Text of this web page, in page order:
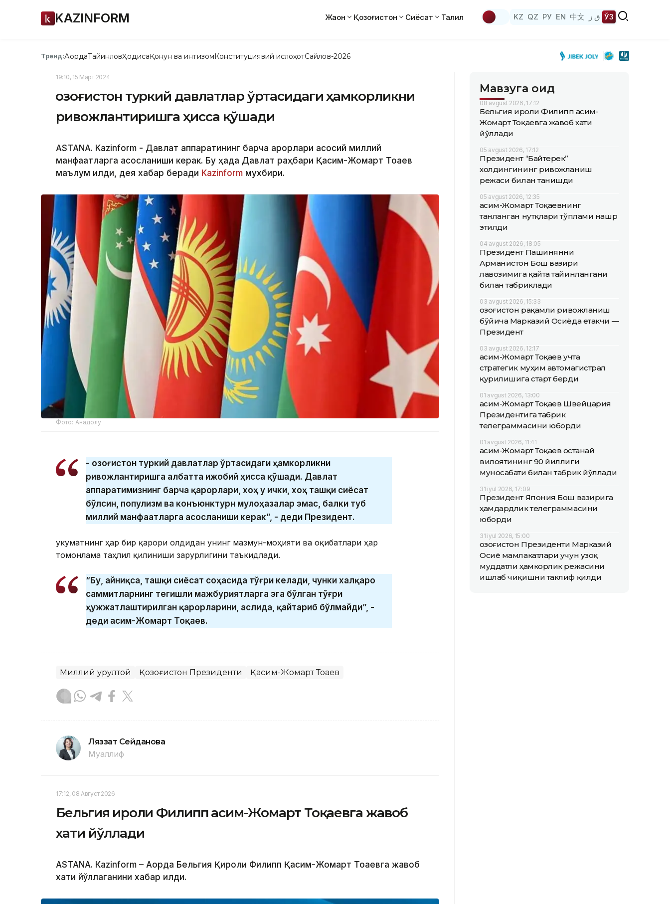
KAZINFORM Жаҳон Қозоғистон Сиёсат Таҳлил KZ QZ РУ EN 中文 ق ز ЎЗ
Тренд:АқордаТайинловҲодисаҚонун ва интизомКонституциявий ислоҳотСайлов-2026
19:10, 15 Март 2024
Қозоғистон туркий давлатлар ўртасидаги ҳамкорликни
ривожлантиришга ҳисса қўшади
ASTANA. Kazinform - Давлат аппаратининг барча қарорлари асосий миллий
манфаатларга асосланиши керак. Бу ҳақда Давлат раҳбари Қасим-Жомарт Тоқаев
маълум қилди, дея хабар беради Kazinform мухбири.
Фото: Анадолу
- Қозоғистон туркий давлатлар ўртасидаги ҳамкорликни
ривожлантиришга албатта ижобий ҳисса қўшади. Давлат
аппаратимизнинг барча қарорлари, хоҳ у ички, хоҳ ташқи сиёсат
бўлсин, популизм ва конъюнктурн мулоҳазалар эмас, балки туб
миллий манфаатларга асосланиши керак”, - деди Президент.
Ҳукуматнинг ҳар бир қарори олдидан унинг мазмун-моҳияти ва оқибатлари ҳар
томонлама таҳлил қилиниши зарурлигини таъкидлади.
“Бу, айниқса, ташқи сиёсат соҳасида тўғри келади, чунки халқаро
саммитларнинг тегишли мажбуриятларга эга бўлган тўғри
ҳужжатлаштирилган қарорларини, аслида, қайтариб бўлмайди”, -
деди Қасим-Жомарт Тоқаев.
Миллий қурултой Қозоғистон Президенти Қасим-Жомарт Тоқаев
Ляззат Сейданова
Муаллиф
17:12, 08 Август 2026
Бельгия Қироли Филипп Қасим-Жомарт Тоқаевга жавоб
хати йўллади
ASTANА. Кazinform – Ақорда Бельгия Қироли Филипп Қасим-Жомарт Тоқаевга жавоб
хати йўллаганини хабар қилди.
Мавзуга оид
08 avgust 2026, 17:12
Бельгия Қироли Филипп Қасим-
Жомарт Тоқаевга жавоб хати
йўллади
05 avgust 2026, 17:12
Президент “Байтерек”
холдингининг ривожланиш
режаси билан танишди
05 avgust 2026, 12:35
Қасим-Жомарт Тоқаевнинг
танланган нутқлари тўплами нашр
этилди
04 avgust 2026, 18:05
Президент Пашинянни
Арманистон Бош вазири
лавозимига қайта тайинлангани
билан табриклади
03 avgust 2026, 15:33
Қозоғистон рақамли ривожланиш
бўйича Марказий Осиёда етакчи —
Президент
03 avgust 2026, 12:17
Қасим-Жомарт Тоқаев учта
стратегик муҳим автомагистрал
қурилишига старт берди
01 avgust 2026, 13:00
Қасим-Жомарт Тоқаев Швейцария
Президентига табрик
телеграммасини юборди
01 avgust 2026, 11:41
Қасим-Жомарт Тоқаев Қостанай
вилоятининг 90 йиллиги
муносабати билан табрик йўллади
31 iyul 2026, 17:09
Президент Япония Бош вазирига
ҳамдардлик телеграммасини
юборди
31 iyul 2026, 15:00
Қозоғистон Президенти Марказий
Осиё мамлакатлари учун узоқ
муддатли ҳамкорлик режасини
ишлаб чиқишни таклиф қилди